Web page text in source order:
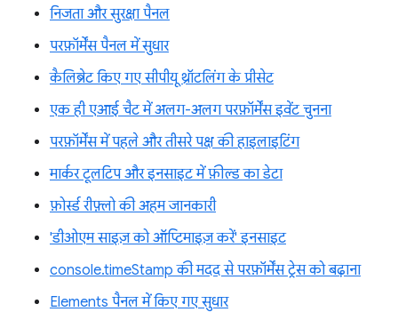
निजता और सुरक्षा पैनल
परफ़ॉर्मेंस पैनल में सुधार
कैलिब्रेट किए गए सीपीयू थ्रॉटलिंग के प्रीसेट
एक ही एआई चैट में अलग-अलग परफ़ॉर्मेंस इवेंट चुनना
परफ़ॉर्मेंस में पहले और तीसरे पक्ष की हाइलाइटिंग
मार्कर टूलटिप और इनसाइट में फ़ील्ड का डेटा
फ़ोर्स्ड रीफ़्लो की अहम जानकारी
'डीओएम साइज़ को ऑप्टिमाइज़ करें' इनसाइट
console.timeStamp की मदद से परफ़ॉर्मेंस ट्रेस को बढ़ाना
Elements पैनल में किए गए सुधार